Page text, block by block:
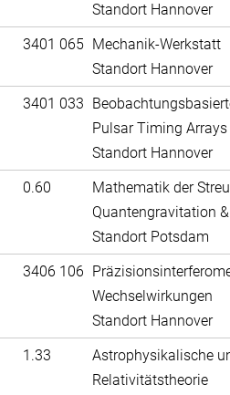
Standort Hannover
3401 065 Mechanik-Werkstatt
Standort Hannover
3401 033
Pulsar Timing Arrays
Standort Hannover
0.60
Mathematik der
Quantengravitation
Standort Potsdam
3406 106
Wechselwirkungen
Standort Hannover
1.33
Astrophysikalische
Relativitätstheorie